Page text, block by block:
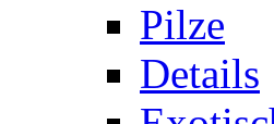
Pilze
Details